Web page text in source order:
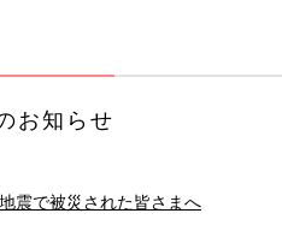
お知らせ
震で被災された皆さまへ